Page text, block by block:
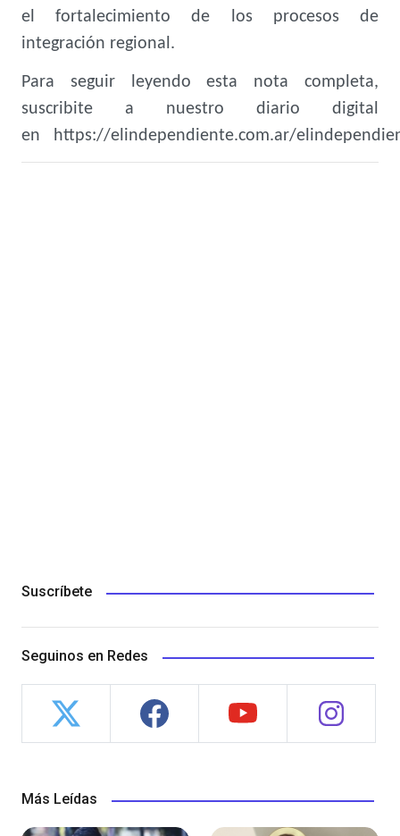
el fortalecimiento de los procesos de
integración regional.
Para seguir leyendo esta nota completa,
suscribite a nuestro diario digital
en https://elindependiente.com.ar/
Suscríbete
Seguinos en Redes
Más Leídas